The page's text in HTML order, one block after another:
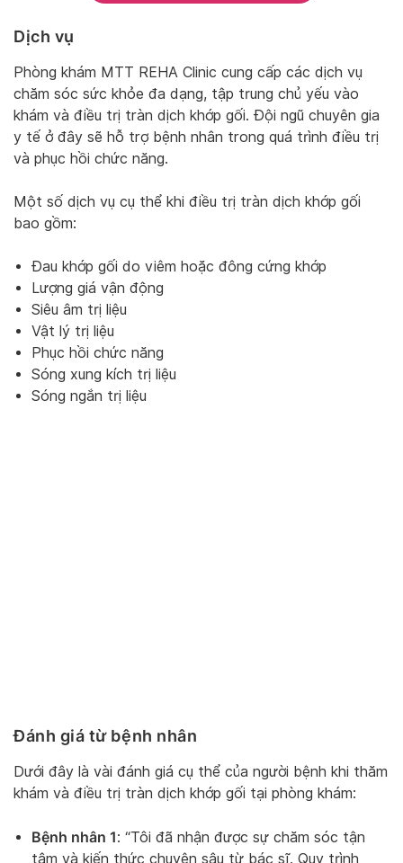
Dịch vụ
Phòng khám MTT REHA Clinic cung cấp các dịch vụ
chăm sóc sức khỏe đa dạng, tập trung chủ yếu vào
khám và điều trị tràn dịch khớp gối. Đội ngũ chuyên gia
y tế ở đây sẽ hỗ trợ bệnh nhân trong quá trình điều trị
và phục hồi chức năng.
Một số dịch vụ cụ thể khi điều trị tràn dịch khớp gối
bao gồm:
Đau khớp gối do viêm hoặc đông cứng khớp
Lượng giá vận động
Siêu âm trị liệu
Vật lý trị liệu
Phục hồi chức năng
Sóng xung kích trị liệu
Sóng ngắn trị liệu
Đánh giá từ bệnh nhân
Dưới đây là vài đánh giá cụ thể của người bệnh khi thăm
khám và điều trị tràn dịch khớp gối tại phòng khám:
Bệnh nhân 1: “Tôi đã nhận được sự chăm sóc tận
tâm và kiến thức chuyên sâu từ bác sĩ. Quy trình